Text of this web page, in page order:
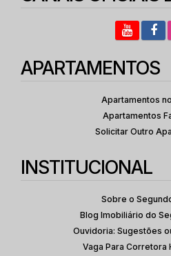
APARTAMENTOS
Apartamentos
Apartamentos
Solicitar Outro
INSTITUCIONAL
Sobre o
Blog Imobiliário do
Ouvidoria: Sugestões
Vaga Para Corretora